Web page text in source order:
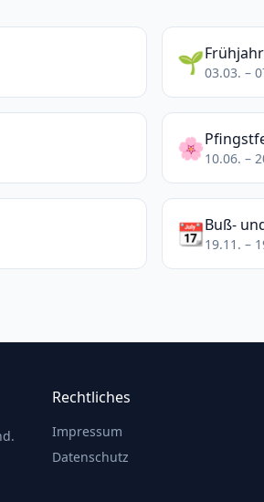
🌱03.03. –
🌸10.06. –
📆Buß-
19.11. –
Rechtliches
Impressum
Datenschutz